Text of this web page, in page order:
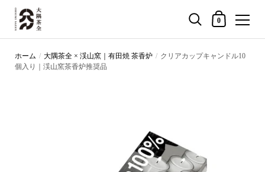
買い物カゴ
0
ホーム / 大隅茶全 × 渓山窯｜有田焼 茶香炉 / クリアカップキャンドル10
個入り｜渓山窯茶香炉推奨品